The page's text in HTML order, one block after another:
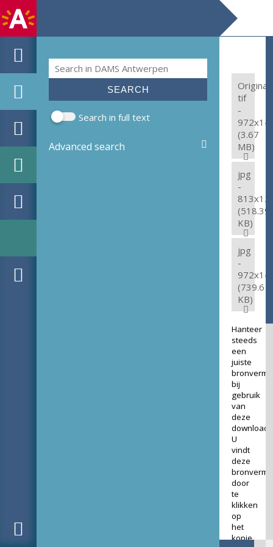
Search form
Search
Search in full text
Advanced search
Original:
tif
-
(3.67
MB)
jpg
-
(518.39
KB)
jpg
-
(739.6
KB)
Hanteer
steeds
een
juiste
bij
gebruik
van
deze
download.
U
vindt
deze
door
te
klikken
op
het
kopje